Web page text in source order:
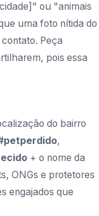
ou "animais
uma foto nítida do
Peça
pois essa
do bairro
,
+ o nome da
ONGs e protetores
engajados que